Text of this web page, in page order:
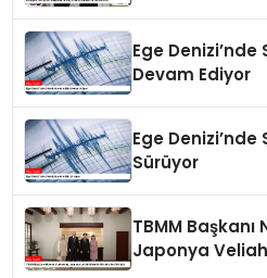
Ege
Devam Ediyor
Ege
Sürüyor
TBMM
Japonya